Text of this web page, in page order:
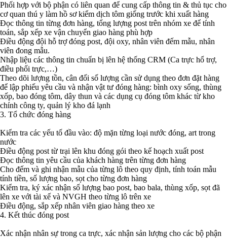
Phối hợp với bộ phận có liên quan để cung cấp thông tin & thủ tục cho
cơ quan thú y làm hồ sơ kiểm dịch tôm giống trước khi xuất hàng
Đọc thông tin từng đơn hàng, tổng lượng post trên nhóm xe để tính
toán, sắp xếp xe vận chuyển giao hàng phù hợp
Điều động đội hỗ trợ đóng post, đội oxy, nhân viên đếm mẫu, nhân
viên đong mẫu.
Nhập liệu các thông tin chuẩn bị lên hệ thống CRM (Ca trực hổ trợ,
điều phối trực,…)
Theo dõi lượng tồn, cân đối số lượng cần sử dụng theo đơn đặt hàng
để lập phiếu yêu cầu và nhận vật tư đóng hàng: bình oxy sống, thùng
xốp, bao đóng tôm, dây thun và các dụng cụ đóng tôm khác từ kho
chính công ty, quản lý kho đá lạnh
3. Tổ chức đóng hàng
Kiểm tra các yếu tố đầu vào: độ mặn từng loại nước đóng, art trong
nước
Điều động post từ trại lên khu đóng gói theo kế hoạch xuất post
Đọc thông tin yêu cầu của khách hàng trên từng đơn hàng
Cho đếm và ghi nhận mẫu của từng lô theo quy định, tính toán mẫu
tính tiền, số lượng bao, sọt cho từng đơn hàng
Kiểm tra, ký xác nhận số lượng bao post, bao bala, thùng xốp, sọt đã
lên xe với tài xế và NVGH theo từng lô trên xe
Điều động, sắp xếp nhân viên giao hàng theo xe
4. Kết thúc đóng post
Xác nhận nhân sự trong ca trực, xác nhận sản lượng cho các bộ phận